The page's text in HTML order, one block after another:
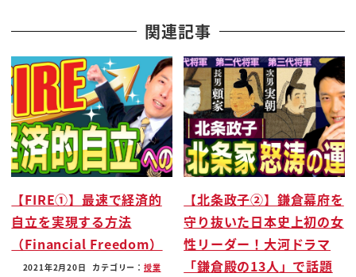
関連記事
【FIRE①】最速で経済的
自立を実現する方法
（Financial Freedom）
2021年2月20日 カテゴリー： 授業
【北条政子②】鎌倉幕府を
守り抜いた日本史上初の女
性リーダー！大河ドラマ
「鎌倉殿の13人」で話題